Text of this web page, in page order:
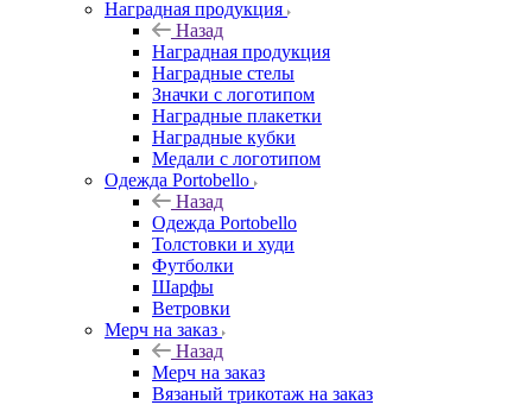
Наградная продукция
Назад
Наградная продукция
Наградные стелы
Значки с логотипом
Наградные плакетки
Наградные кубки
Медали с логотипом
Одежда Portobello
Назад
Одежда Portobello
Толстовки и худи
Футболки
Шарфы
Ветровки
Мерч на заказ
Назад
Мерч на заказ
Вязаный трикотаж на заказ